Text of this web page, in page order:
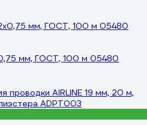
мм, ГОСТ, 100 м 05480